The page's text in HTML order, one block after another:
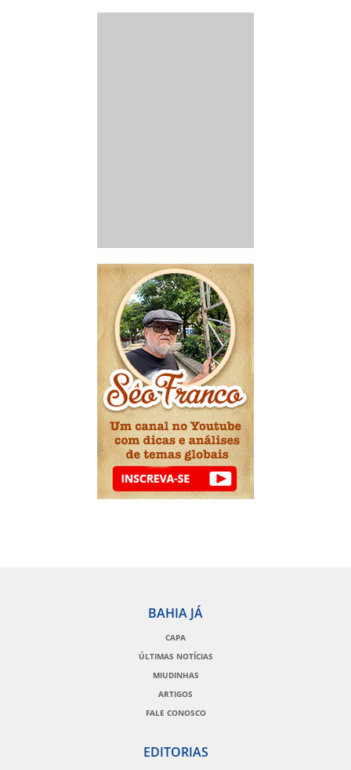
BAHIA JÁ
CAPA
ÚLTIMAS NOTÍCIAS
MIUDINHAS
ARTIGOS
FALE CONOSCO
EDITORIAS